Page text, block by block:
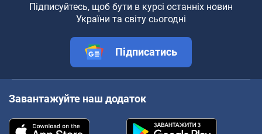
Підписуйтесь, щоб бути в курсі останніх новин
України та світу сьогодні
Підписатись
Завантажуйте наш додаток